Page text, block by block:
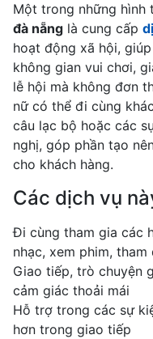
Một trong những hình
đà nẵng là cung cấp
hoạt động xã hội,
không gian vui chơi,
lễ hội mà không đơn
nữ có thể đi cùng
câu lạc bộ hoặc các
nghị, góp phần tạo
cho khách hàng.
Các dịch vụ
Đi cùng tham gia các
nhạc, xem phim, tham
Giao tiếp, trò chuyện
cảm giác thoải mái
Hỗ trợ trong các sự
hơn trong giao tiếp